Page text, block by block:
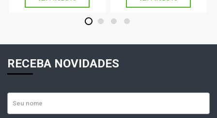
1 2 3 4
RECEBA NOVIDADES